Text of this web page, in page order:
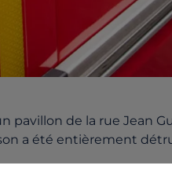
pavillon de la rue Jean
a été entièrement